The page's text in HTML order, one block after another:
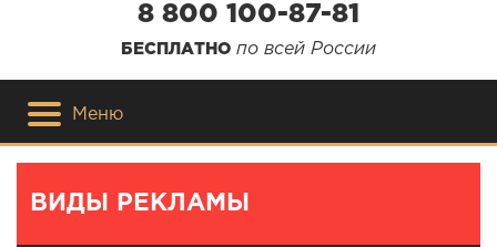
8 800 100-87-81
БЕСПЛАТНО по всей России
Меню
ВИДЫ РЕКЛАМЫ